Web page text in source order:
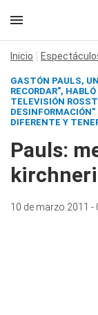
Inicio
GASTÓN PAULS,
RECORDAR",
TELEVISIÓN
DIFERENTE Y
Pauls:
10 de marzo 2011 -